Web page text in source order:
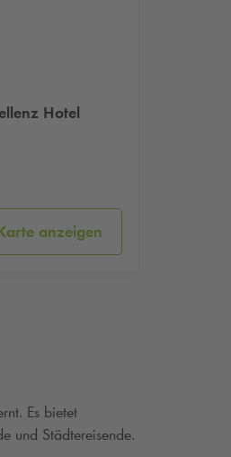
Hotel
anzeigen
Es bietet
und Städtereisende.